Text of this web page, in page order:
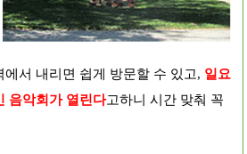
서 내리면 쉽게 방문할 수 있고, 일요
음악회가 열린다고하니 시간 맞춰 꼭